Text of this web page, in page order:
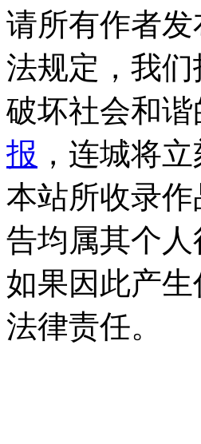
请所有作者
法规定，我
破坏社会和
报 ，连城将立
本站所收录
告均属其个
如果因此产
法律责任。